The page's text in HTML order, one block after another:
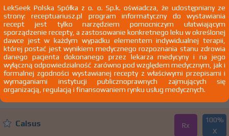
Devikap® Rx
100%
21,52 zł
Cholecalciferolum
krople doustne [roztw.] 15 000 j.m./ml 1
but. 10 ml Doustnie
Zakłady Farmaceutyczne
Polpharma SA
Calsus Rx
100%
X
LekSeek Polska Spółka z o. o. Sp.k. oświadcza, że udostępniany ze
strony: receptuariusz.pl program informatyczny do wystawiania
recept jest tylko narzędziem pomocniczym ułatwiającym
sporządzenie recepty, a zastosowanie konkretnego leku w określonej
dawce jest w każdym wypadku elementem indywidualnej terapii,
której postać jest wynikiem medycznego rozpoznania stanu zdrowia
danego pacjenta dokonanego przez lekarza medycyny i na jego
wyłączną odpowiedzialność zarówno pod względem medycznym, jak i
formalnej zgodności wystawianej recepty z właściwymi przepisami i
wymaganiami instytucji publicznoprawnych zajmujących się
organizacją, regulacją i finansowaniem rynku usług medycznych.